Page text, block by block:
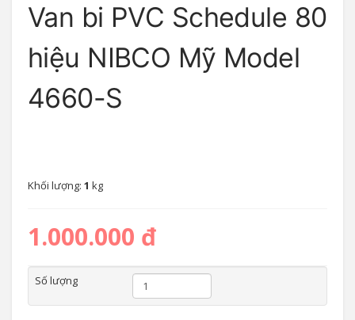
Van bi PVC Schedule 80
hiệu NIBCO Mỹ Model
4660-S
Khối lượng: 1 kg
1.000.000 đ
Số lượng